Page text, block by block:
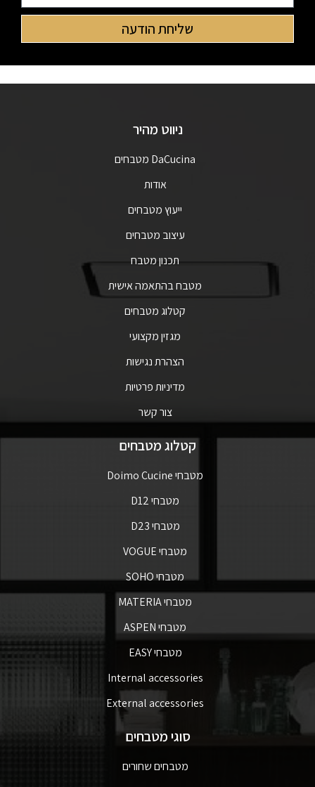
שליחת הודעה
ניווט מהיר
DaCucina מטבחים
אודות
ייעוץ מטבחים
עיצוב מטבחים
תכנון מטבח
מטבח בהתאמה אישית
קטלוג מטבחים
מגזין מקצועי
הצהרת נגישות
מדיניות פרטיות
צור קשר
קטלוג מטבחים
מטבחי Doimo Cucine
מטבחי D12
מטבחי D23
מטבחי VOGUE
מטבחי SOHO
מטבחי MATERIA
מטבחי ASPEN
מטבחי EASY
Internal accessories
External accessories
סוגי מטבחים
מטבחים שחורים